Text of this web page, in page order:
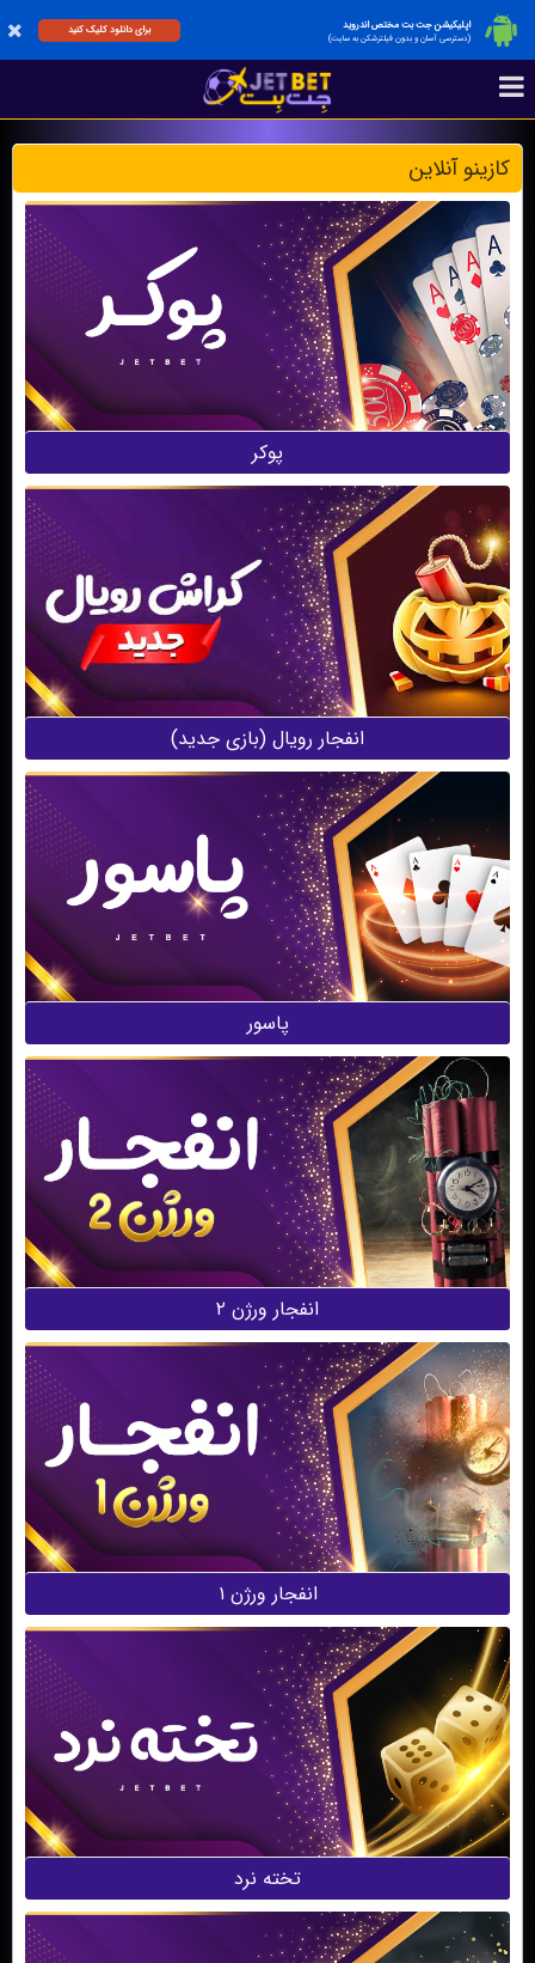
اپلیکیشن جت بت مختص اندروید
(دسترسی آسان و بدون فیلترشکن به سایت)
برای دانلود کلیک کنید
کازینو آنلاین
پوکر
انفجار‌ رویال (بازی جدید)
پاسور
انفجار ورژن ۲
انفجار ورژن ۱
تخته نرد